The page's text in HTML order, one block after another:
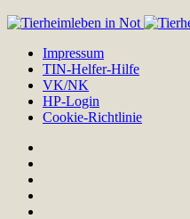
Impressum
TIN-Helfer-Hilfe
VK/NK
HP-Login
Cookie-Richtlinie